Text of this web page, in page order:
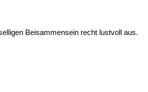
Beisammensein recht lustvoll aus.